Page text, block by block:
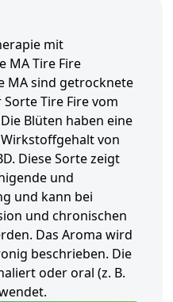
mit
MA Tire Fire
MA sind getrocknete
Tire Fire vom
Blüten haben eine
von
Diese Sorte zeigt
und
und kann bei
und chronischen
Das Aroma wird
beschrieben. Die
oder oral (z. B.